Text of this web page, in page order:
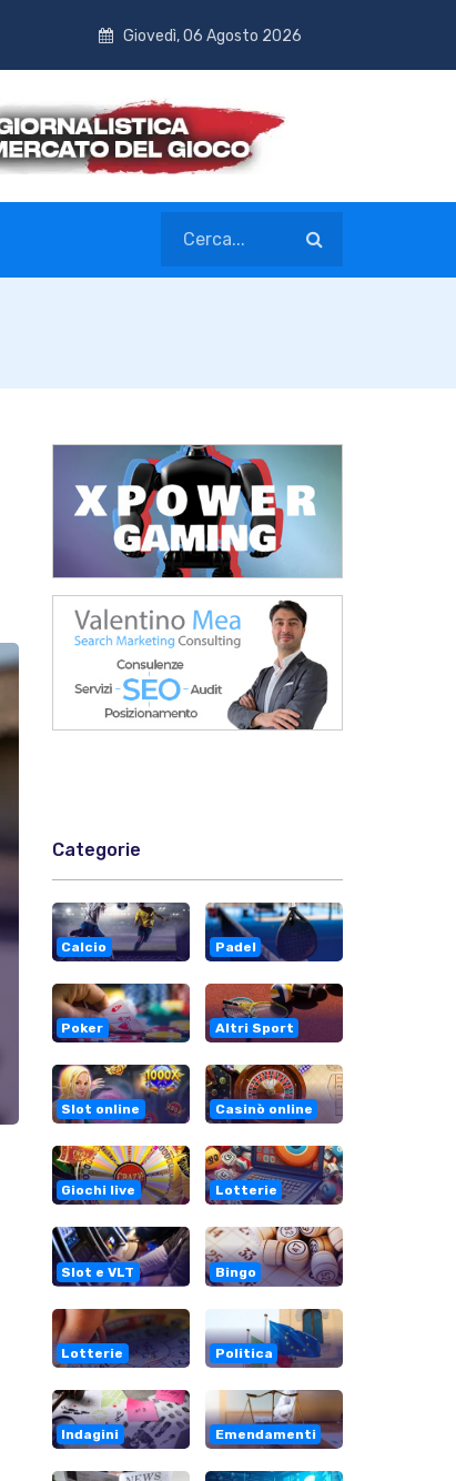
Giovedì, 06 Agosto 2026
Categorie
Calcio Padel
Poker Altri Sport
Slot online Casinò online
Giochi live Lotterie
Slot e VLT Bingo
Lotterie Politica
Indagini Emendamenti